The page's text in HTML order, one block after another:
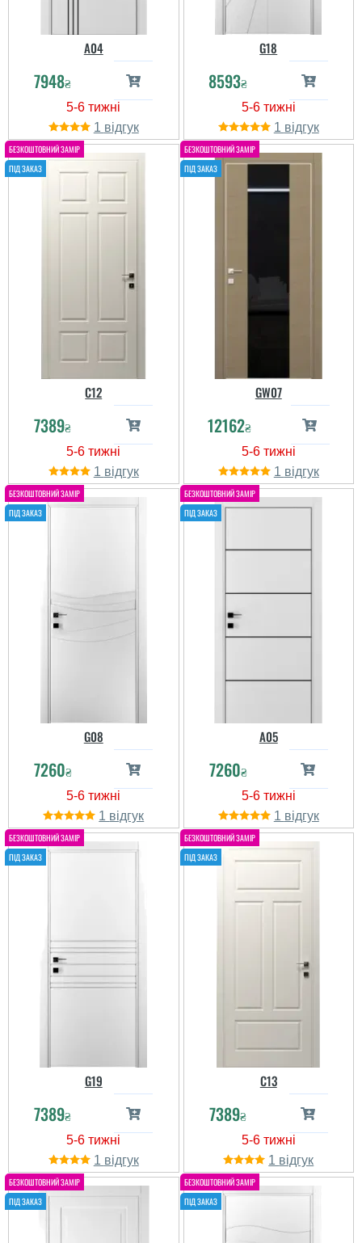
A04
7948₴
1
G18
8593₴
1
C12
7389₴
1
GW07
12162₴
1
G08
7260₴
1
A05
7260₴
1
G19
7389₴
1
C13
7389₴
1